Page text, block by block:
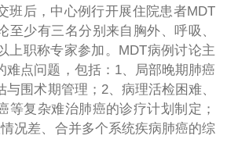
班后，中心例行开展住院患者MDT
至少有三名分别来自胸外、呼吸、
上职称专家参加。MDT病例讨论主
难点问题，包括：1、局部晚期肺癌
围术期管理；2、病理活检困难、
等复杂难治肺癌的诊疗计划制定；
况差、合并多个系统疾病肺癌的综